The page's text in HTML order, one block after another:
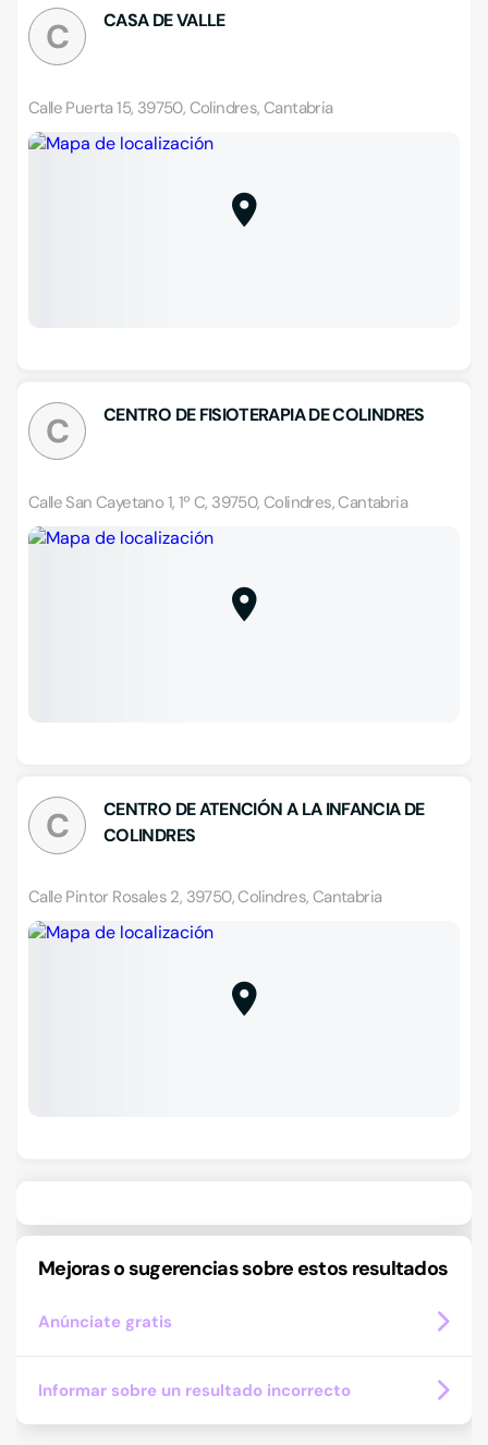
C CASA DE VALLE
Calle Puerta 15, 39750, Colindres, Cantabria
C CENTRO DE FISIOTERAPIA DE COLINDRES
Calle San Cayetano 1, 1º C, 39750, Colindres, Cantabria
C
CENTRO DE ATENCIÓN A LA INFANCIA DE
COLINDRES
Calle Pintor Rosales 2, 39750, Colindres, Cantabria
Mejoras o sugerencias sobre estos resultados
Anúnciate gratis
Informar sobre un resultado incorrecto